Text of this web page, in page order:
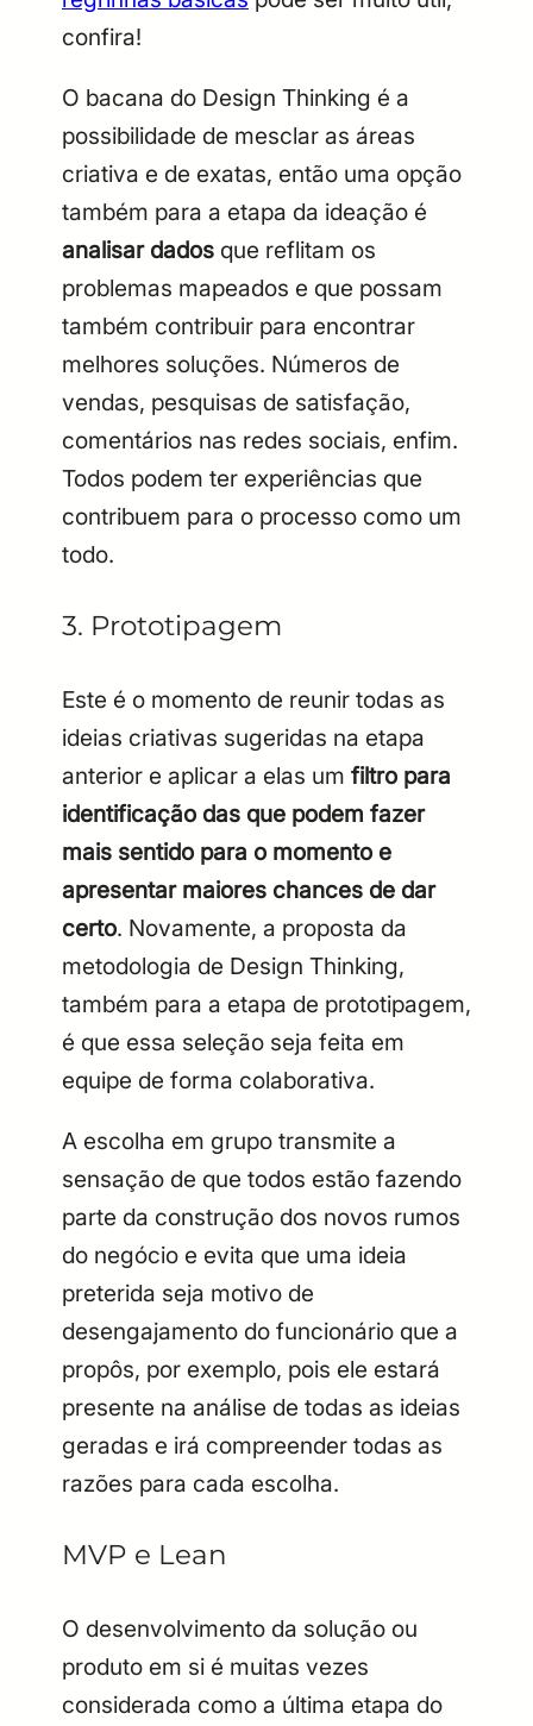
confira!
O bacana do Design Thinking é a
possibilidade de mesclar as áreas
criativa e de exatas, então uma opção
também para a etapa da ideação é
analisar dados que reflitam os
problemas mapeados e que possam
também contribuir para encontrar
melhores soluções. Números de
vendas, pesquisas de satisfação,
comentários nas redes sociais, enfim.
Todos podem ter experiências que
contribuem para o processo como um
todo.
3. Prototipagem
Este é o momento de reunir todas as
ideias criativas sugeridas na etapa
anterior e aplicar a elas um filtro para
identificação das que podem fazer
mais sentido para o momento e
apresentar maiores chances de dar
certo. Novamente, a proposta da
metodologia de Design Thinking,
também para a etapa de prototipagem,
é que essa seleção seja feita em
equipe de forma colaborativa.
A escolha em grupo transmite a
sensação de que todos estão fazendo
parte da construção dos novos rumos
do negócio e evita que uma ideia
preterida seja motivo de
desengajamento do funcionário que a
propôs, por exemplo, pois ele estará
presente na análise de todas as ideias
geradas e irá compreender todas as
razões para cada escolha.
MVP e Lean
O desenvolvimento da solução ou
produto em si é muitas vezes
considerada como a última etapa do